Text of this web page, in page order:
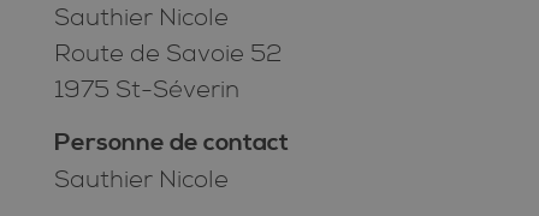
Sauthier Nicole
Route de Savoie 52
1975 St-Séverin
Personne de contact
Sauthier Nicole